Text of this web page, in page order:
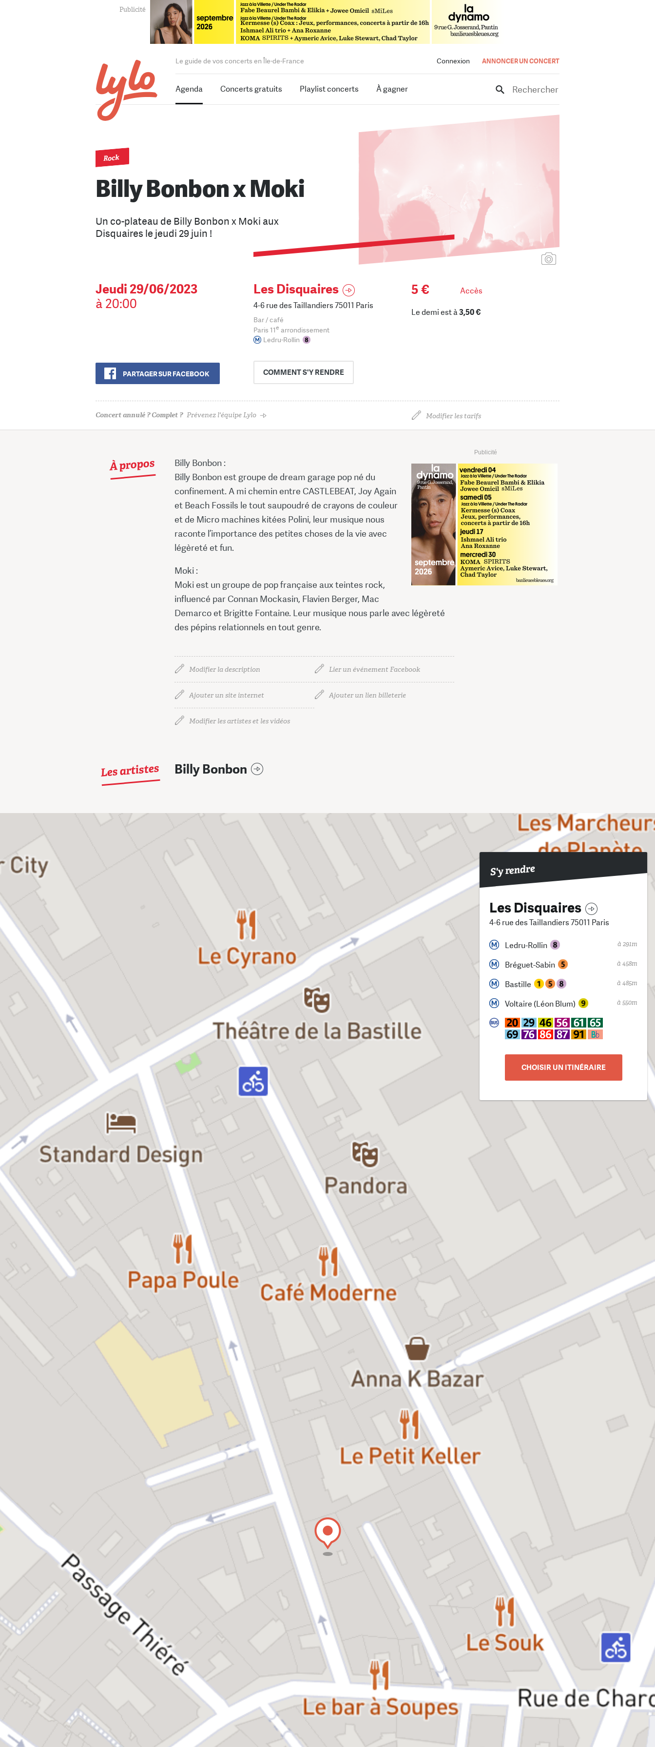
Connexion ANNONCER UN CONCERT
Le guide de vos concerts en Île-de-France
Agenda Concerts gratuits Playlist concerts À gagner Rechercher
Rock
Billy Bonbon x Moki
Un co-plateau de Billy Bonbon x Moki aux
Disquaires le jeudi 29 juin !
Jeudi 29/06/2023
à 20:00
PARTAGER SUR FACEBOOK
Les Disquaires
4-6 rue des Taillandiers 75011 Paris
Bar / café
Paris 11e arrondissement
Ledru-Rollin
COMMENTS'Y RENDRE
5 € Accès
Le demi est à3,50 €
Concert annulé ? Complet ? Prévenez l'équipe Lylo Modifier les tarifs
À propos
Publicité
Billy Bonbon :
Billy Bonbon est groupe de dream garage pop né du
confinement. A mi chemin entre CASTLEBEAT, Joy Again
et Beach Fossils le tout saupoudré de crayons de couleur
et de Micro machines kitées Polini, leur musique nous
raconte l’importance des petites choses de la vie avec
légèreté et fun.
Moki :
Moki est un groupe de pop française aux teintes rock,
influencé par Connan Mockasin, Flavien Berger, Mac
Demarco et Brigitte Fontaine. Leur musique nous parle avec légèreté
des pépins relationnels en tout genre.
Modifier la description Lier un événement Facebook
Ajouter un site internet Ajouter un lien billeterie
Modifier les artistes et les vidéos
Les artistes Billy Bonbon
S'y rendre
Les Disquaires
4-6 rue des Taillandiers 75011 Paris
Ledru-Rollin à 291m
Bréguet-Sabin à 458m
Bastille à 485m
Voltaire (Léon Blum) à 550m
CHOISIR UN ITINÉRAIRE